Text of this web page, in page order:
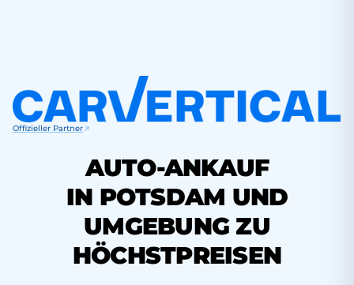
Offizieller Partner
AUTO-ANKAUF
IN POTSDAM UND
UMGEBUNG ZU
HÖCHSTPREISEN